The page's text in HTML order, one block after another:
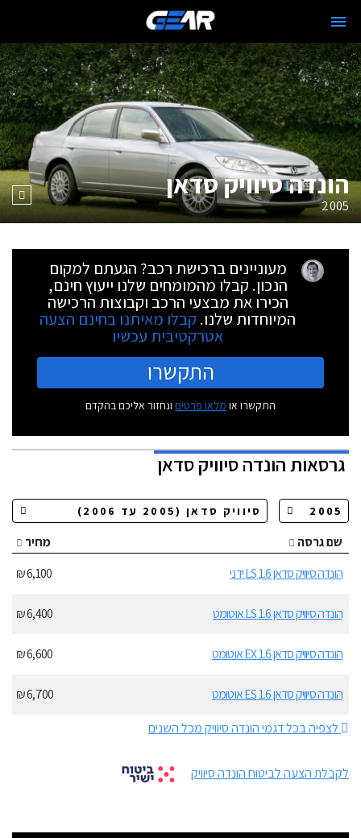
הונדה סיוויק סדאן
2005
מעוניינים ברכישת רכב? הגעתם למקום
הנכון. קבלו מהמומחים שלנו ייעוץ חינם,
הכירו את מבצעי הרכב וקבוצות הרכישה
המיוחדות שלנו. קבלו מאיתנו בחינם הצעה
אטרקטיבית עכשיו
התקשרו
התקשרו או מלאו פרטים ונחזור אליכם בהקדם
גרסאותהונדה סיוויק סדאן
שם גרסה
מחיר
הונדה סיוויק סדאן 1.6 LS ידני
6,100 ₪
הונדה סיוויק סדאן 1.6 LS אוטומט 6,400 ₪
הונדה סיוויק סדאן 1.6 EX אוטומט 6,600 ₪
הונדה סיוויק סדאן 1.6 ES אוטומט
6,700 ₪
לצפיה בכל דגמי הונדה סיוויק מכל השנים
לקבלת הצעה לביטוח הונדה סיוויק